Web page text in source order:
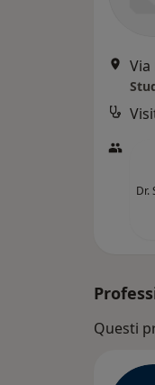
Via
Dr.
Questi